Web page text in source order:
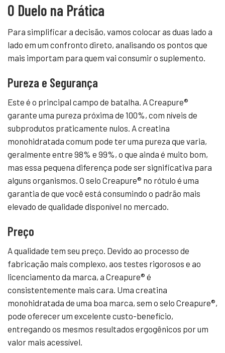
O Duelo na Prática
Para simplificar a decisão, vamos colocar as duas lado a
lado em um confronto direto, analisando os pontos que
mais importam para quem vai consumir o suplemento.
Pureza e Segurança
Este é o principal campo de batalha. A Creapure®
garante uma pureza próxima de 100%, com níveis de
subprodutos praticamente nulos. A creatina
monohidratada comum pode ter uma pureza que varia,
geralmente entre 98% e 99%, o que ainda é muito bom,
mas essa pequena diferença pode ser significativa para
alguns organismos. O selo Creapure® no rótulo é uma
garantia de que você está consumindo o padrão mais
elevado de qualidade disponível no mercado.
Preço
A qualidade tem seu preço. Devido ao processo de
fabricação mais complexo, aos testes rigorosos e ao
licenciamento da marca, a Creapure® é
consistentemente mais cara. Uma creatina
monohidratada de uma boa marca, sem o selo Creapure®,
pode oferecer um excelente custo-benefício,
entregando os mesmos resultados ergogênicos por um
valor mais acessível.